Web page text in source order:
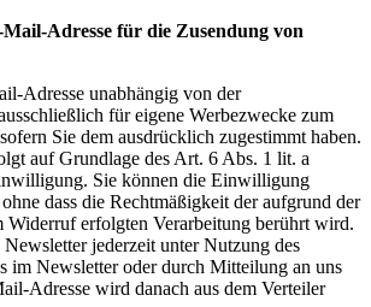
Adresse für die Zusendung von
Adresse unabhängig von der
für eigene Werbezwecke zum
Sie dem ausdrücklich zugestimmt haben.
auf Grundlage des Art. 6 Abs. 1 lit. a
Sie können die Einwilligung
dass die Rechtmäßigkeit der aufgrund der
erfolgten Verarbeitung berührt wird.
jederzeit unter Nutzung des
im Newsletter oder durch Mitteilung an uns
Adresse wird danach aus dem Verteiler